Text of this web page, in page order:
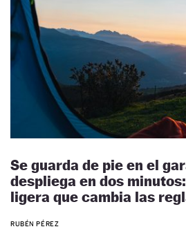
Se guarda de pie en el
despliega en dos
ligera que cambia las
RUBÉN PÉREZ